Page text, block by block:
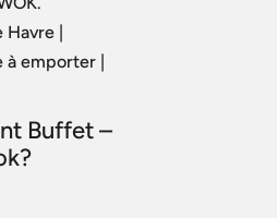
Havre |
à emporter |
Buffet –